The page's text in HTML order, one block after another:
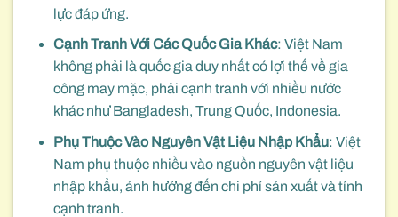
lực đáp ứng.
Cạnh Tranh Với Các Quốc Gia Khác: Việt Nam
không phải là quốc gia duy nhất có lợi thế về gia
công may mặc, phải cạnh tranh với nhiều nước
khác như Bangladesh, Trung Quốc, Indonesia.
Phụ Thuộc Vào Nguyên Vật Liệu Nhập Khẩu: Việt
Nam phụ thuộc nhiều vào nguồn nguyên vật liệu
nhập khẩu, ảnh hưởng đến chi phí sản xuất và tính
cạnh tranh.